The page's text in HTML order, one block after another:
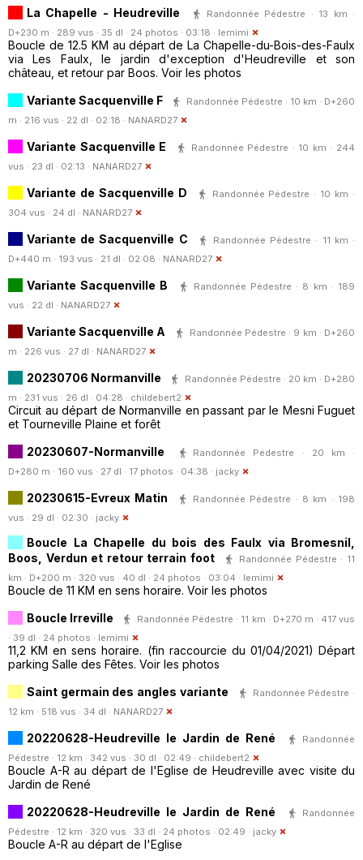
La Chapelle - Heudreville
Randonnée Pédestre · 13 km ·
D+230 m · 289 vus · 35 dl · 24 photos · 03:18 · lemimi
Boucle de 12.5 KM au départ de La Chapelle-du-Bois-des-Faulx
via Les Faulx, le jardin d'exception d'Heudreville et son
château, et retour par Boos. Voir les photos
Variante Sacquenville F
Randonnée Pédestre · 10 km · D+260
m · 216 vus · 22 dl · 02:18 · NANARD27
Variante Sacquenville E
Randonnée Pédestre · 10 km · 244
vus · 23 dl · 02:13 · NANARD27
Variante de Sacquenville D
Randonnée Pédestre · 10 km ·
304 vus · 24 dl · NANARD27
Variante de Sacquenville C
Randonnée Pédestre · 11 km ·
D+440 m · 193 vus · 21 dl · 02:08 · NANARD27
Variante Sacquenville B
Randonnée Pédestre · 8 km · 189
vus · 22 dl · NANARD27
Variante Sacquenville A
Randonnée Pédestre · 9 km · D+260
m · 226 vus · 27 dl · NANARD27
20230706 Normanville
Randonnée Pédestre · 20 km · D+280
m · 231 vus · 26 dl · 04:28 · childebert2
Circuit au départ de Normanville en passant par le Mesni Fuguet
et Tourneville Plaine et forêt
20230607-Normanville
Randonnée Pédestre · 20 km ·
D+280 m · 160 vus · 27 dl · 17 photos · 04:38 · jacky
20230615-Evreux Matin
Randonnée Pédestre · 8 km · 198
vus · 29 dl · 02:30 · jacky
Boucle La Chapelle du bois des Faulx via Bromesnil,
Boos, Verdun et retour terrain foot
Randonnée Pédestre · 11
km · D+200 m · 320 vus · 40 dl · 24 photos · 03:04 · lemimi
Boucle de 11 KM en sens horaire. Voir les photos
Boucle Irreville
Randonnée Pédestre · 11 km · D+270 m · 417 vus
· 39 dl · 24 photos · lemimi
11,2 KM en sens horaire. (fin raccourcie du 01/04/2021) Départ
parking Salle des Fêtes. Voir les photos
Saint germain des angles variante
Randonnée Pédestre ·
12 km · 518 vus · 34 dl · NANARD27
20220628-Heudreville le Jardin de René
Randonnée
Pédestre · 12 km · 342 vus · 30 dl · 02:49 · childebert2
Boucle A-R au départ de l'Eglise de Heudreville avec visite du
Jardin de René
20220628-Heudreville le Jardin de René
Randonnée
Pédestre · 12 km · 320 vus · 33 dl · 24 photos · 02:49 · jacky
Boucle A-R au départ de l'Eglise